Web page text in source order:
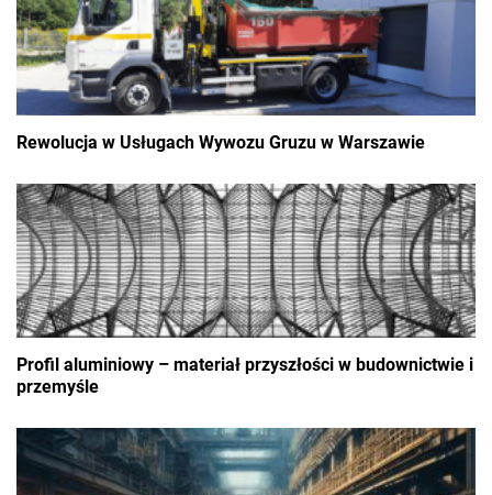
Rewolucja w Usługach Wywozu Gruzu w Warszawie
Profil aluminiowy – materiał przyszłości w budownictwie i
przemyśle